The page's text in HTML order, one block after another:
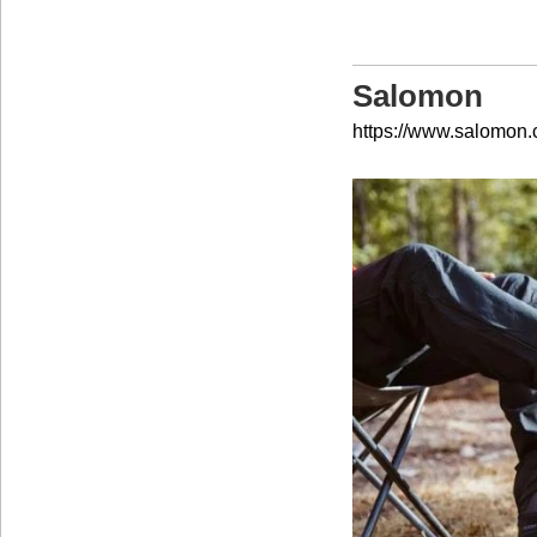
Salomon
https://